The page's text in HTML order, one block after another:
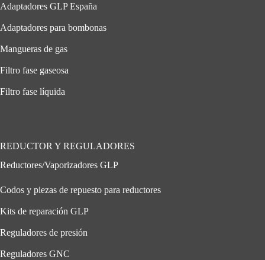
Adaptadores GLP España
Adaptadores para bombonas
Mangueras de gas
Filtro fase gaseosa
Filtro fase líquida
REDUCTOR Y REGULADORES
Reductores/Vaporizadores GLP
Codos y piezas de repuesto para reductores
Kits de reparación GLP
Reguladores de presión
Reguladores GNC